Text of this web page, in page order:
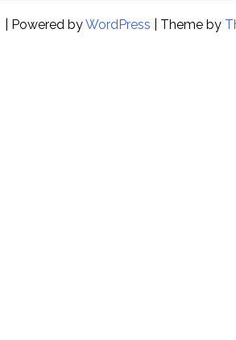
| Powered byWordPress | Theme by